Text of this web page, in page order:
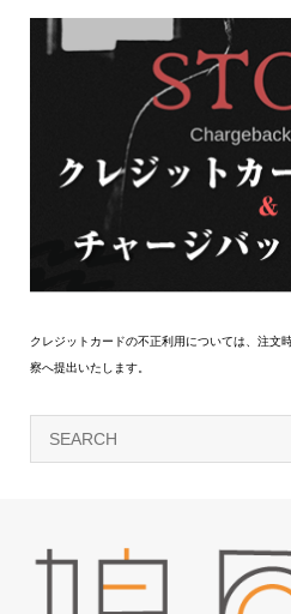
クレジットカードの不正利用については、注文
察へ提出いたします。